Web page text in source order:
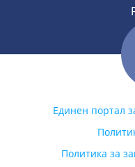
Единен портал
Политика за